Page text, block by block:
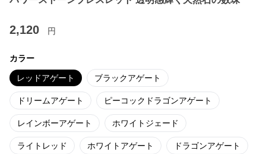
2,120 円
カラー
レッドアゲート ブラックアゲート
ドリームアゲート ピーコックドラゴンアゲート
レインボーアゲート ホワイトジェード
ライトレッド ホワイトアゲート ドラゴンアゲート